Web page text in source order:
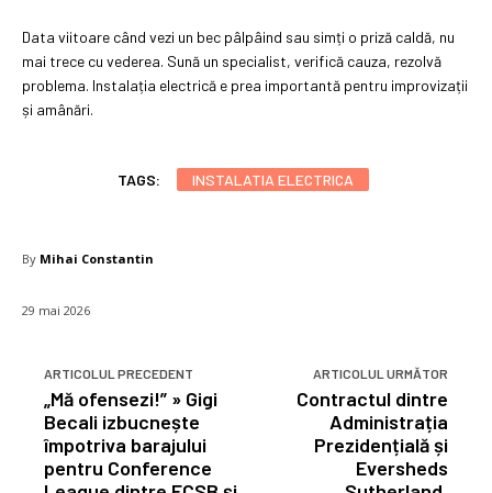
Data viitoare când vezi un bec pâlpâind sau simți o priză caldă, nu
mai trece cu vederea. Sună un specialist, verifică cauza, rezolvă
problema. Instalația electrică e prea importantă pentru improvizații
și amânări.
TAGS: INSTALATIA ELECTRICA
By Mihai Constantin
29 mai 2026
ARTICOLUL PRECEDENT
„Mă ofensezi!” » Gigi
Becali izbucnește
împotriva barajului
pentru Conference
ARTICOLUL URMĂTOR
Contractul dintre
Administrația
Prezidențială și
Eversheds